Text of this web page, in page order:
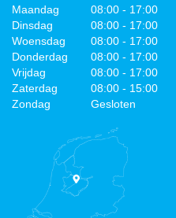
Maandag
08:00 - 17:00
Dinsdag
08:00 - 17:00
Woensdag
08:00 - 17:00
Donderdag
08:00 - 17:00
Vrijdag
08:00 - 17:00
Zaterdag
08:00 - 15:00
Zondag
Gesloten